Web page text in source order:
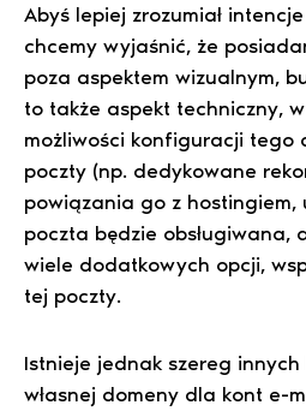
Abyś lepiej zrozumiał
chcemy wyjaśnić, że
poza aspektem wizualnym,
to także aspekt techniczny,
możliwości konfiguracji tego
poczty (np. dedykowane
powiązania go z hostingiem,
poczta będzie obsługiwana,
wiele dodatkowych opcji,
tej poczty.
Istnieje jednak szereg
własnej domeny dla kont e-